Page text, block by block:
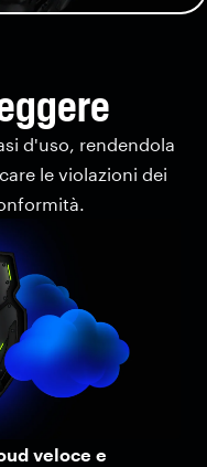
d'uso, rendendola
le violazioni dei
veloce e